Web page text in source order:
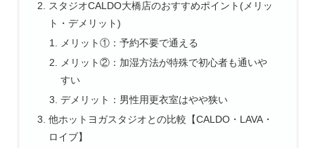
スタジオCALDO大橋店のおすすめポイント(メリッ
ト・デメリット)
メリット①：予約不要で通える
メリット②：加湿方法が特殊で初心者も通いや
すい
デメリット：男性用更衣室はやや狭い
他ホットヨガスタジオとの比較【CALDO・LAVA・
ロイブ】